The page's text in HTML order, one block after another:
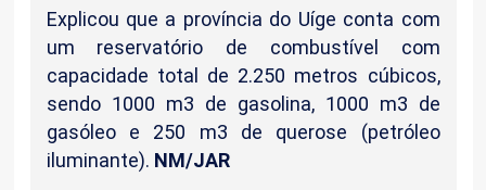
Explicou que a província do Uíge conta com
um reservatório de combustível com
capacidade total de 2.250 metros cúbicos,
sendo 1000 m3 de gasolina, 1000 m3 de
gasóleo e 250 m3 de querose (petróleo
iluminante). NM/JAR